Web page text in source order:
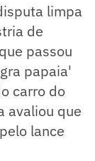
limpa
de
passou
papaia'
carro do
avaliou que
lance